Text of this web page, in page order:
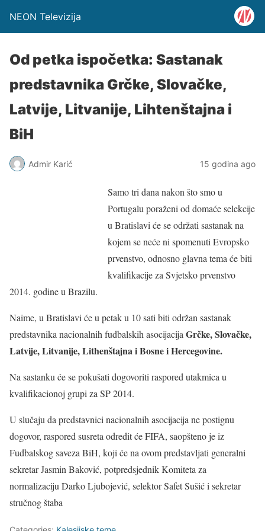
NEON Televizija
Od petka ispočetka: Sastanak
predstavnika Grčke, Slovačke,
Latvije, Litvanije, Lihtenštajna i
BiH
Admir Karić 15 godina ago
Samo tri dana nakon što smo u
Portugalu poraženi od domaće selekcije
u Bratislavi će se održati sastanak na
kojem se neće ni spomenuti Evropsko
prvenstvo, odnosno glavna tema će biti
kvalifikacije za Svjetsko prvenstvo
2014. godine u Brazilu.
Naime, u Bratislavi će u petak u 10 sati biti održan sastanak
predstavnika nacionalnih fudbalskih asocijacija Grčke, Slovačke,
Latvije, Litvanije, Lithenštajna i Bosne i Hercegovine.
Na sastanku će se pokušati dogovoriti raspored utakmica u
kvalifikacionoj grupi za SP 2014.
U slučaju da predstavnici nacionalnih asocijacija ne postignu
dogovor, raspored susreta odredit će FIFA, saopšteno je iz
Fudbalskog saveza BiH, koji će na ovom predstavljati generalni
sekretar Jasmin Baković, potpredsjednik Komiteta za
normalizaciju Darko Ljubojević, selektor Safet Sušić i sekretar
stručnog štaba